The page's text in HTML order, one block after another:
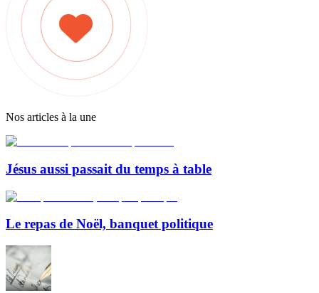
Nos articles à la une
Jésus aussi passait du temps à table
Le repas de Noël, banquet politique